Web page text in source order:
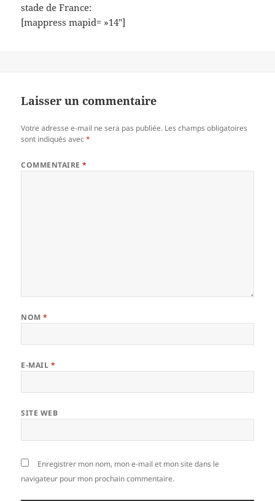
stade de France:
[mappress mapid= »14″]
Laisser un commentaire
Votre adresse e-mail ne sera pas publiée. Les champs obligatoires
sont indiqués avec*
COMMENTAIRE*
NOM*
E-MAIL *
SITE WEB
Enregistrer mon nom, mon e-mail et mon site dans le
navigateur pour mon prochain commentaire.